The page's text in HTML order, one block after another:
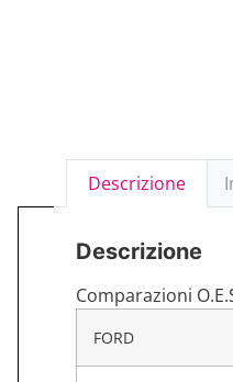
Descrizione
Descrizione
Comparazioni
FORD